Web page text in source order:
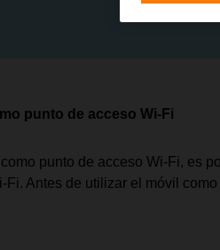
punto de acceso Wi-Fi
punto de acceso Wi-Fi, es
Fi. Antes de utilizar el móvil